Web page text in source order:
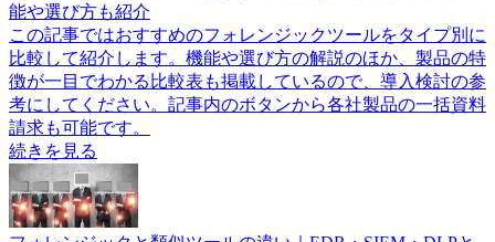
能や選び方も紹介
この記事ではおすすめのフォレンジックツールをタイプ別に
比較して紹介します。機能や選び方の解説のほか、製品の特
徴が一目でわかる比較表も掲載しているので、導入検討の参
考にしてください。記事内のボタンから各社製品の一括資料
請求も可能です。
続きを見る